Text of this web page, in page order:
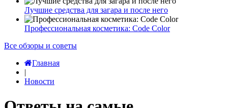
Лучшие средства для загара и после него
Профессиональная косметика: Code Color
Все обзоры и советы
Главная
|
Новости